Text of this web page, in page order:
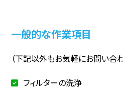
一般的な作業項目
（下記以外もお気軽にお問い合わ
フィルターの洗浄